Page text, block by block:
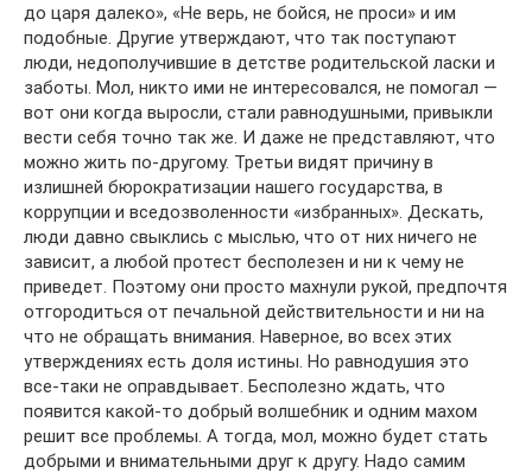
до царя далеко», «Не верь, не бойся, не проси» и им
подобные. Другие утверждают, что так поступают
люди, недополучившие в детстве родительской ласки и
заботы. Мол, никто ими не интересовался, не помогал —
вот они когда выросли, стали равнодушными, привыкли
вести себя точно так же. И даже не представляют, что
можно жить по-другому. Третьи видят причину в
излишней бюрократизации нашего государства, в
коррупции и вседозволенности «избранных». Дескать,
люди давно свыклись с мыслью, что от них ничего не
зависит, а любой протест бесполезен и ни к чему не
приведет. Поэтому они просто махнули рукой, предпочтя
отгородиться от печальной действительности и ни на
что не обращать внимания. Наверное, во всех этих
утверждениях есть доля истины. Но равнодушия это
все-таки не оправдывает. Бесполезно ждать, что
появится какой-то добрый волшебник и одним махом
решит все проблемы. А тогда, мол, можно будет стать
добрыми и внимательными друг к другу. Надо самим